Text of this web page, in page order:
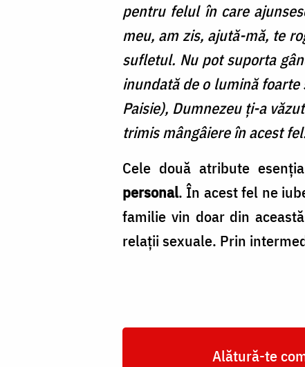
pentru felul în care
meu, am zis, ajută-mă, te
sufletul. Nu pot suporta
inundată de o lumină
Paisie), Dumnezeu ți-a
trimis mângâiere în acest
Cele două atribute
personal. În acest fel ne
familie vin doar din
relații sexuale. Prin
Alătură-te